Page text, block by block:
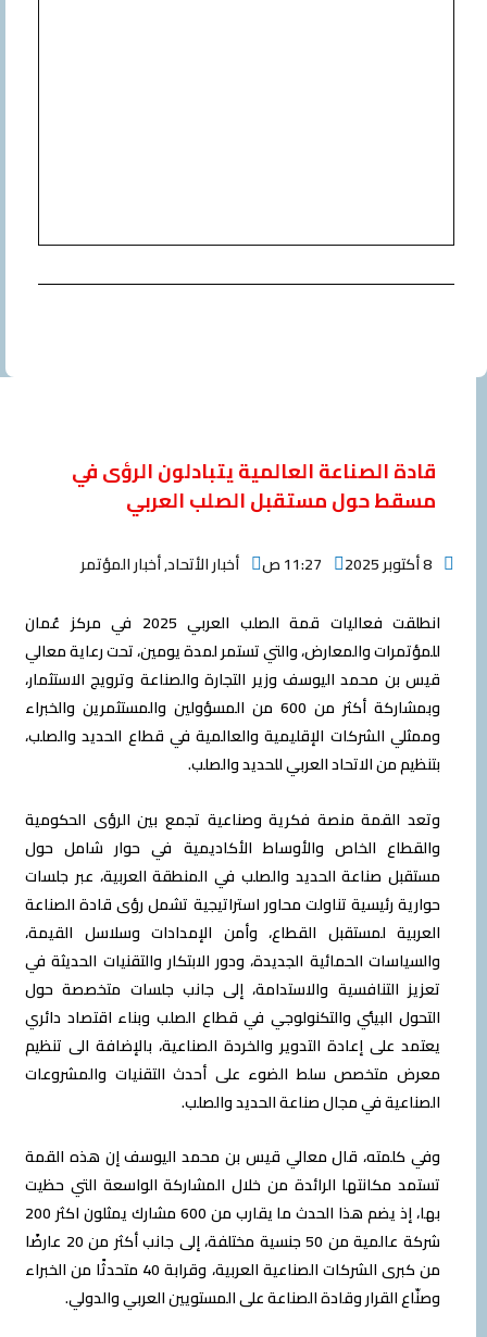
قادة الصناعة العالمية يتبادلون الرؤى في
مسقط حول مستقبل الصلب العربي
11:27 ص أخبار الأتحاد,أخبار المؤتمر
انطلقت فعاليات قمة الصلب العربي 2025 في مركز عُمان
للمؤتمرات والمعارض، والتي تستمر لمدة يومين، تحت رعاية معالي
قيس بن محمد اليوسف وزير التجارة والصناعة وترويج الاستثمار،
وبمشاركة أكثر من 600 من المسؤولين والمستثمرين والخبراء
وممثلي الشركات الإقليمية والعالمية في قطاع الحديد والصلب،
بتنظيم من الاتحاد العربي للحديد والصلب.
وتعد القمة منصة فكرية وصناعية تجمع بين الرؤى الحكومية
والقطاع الخاص والأوساط الأكاديمية في حوار شامل حول
مستقبل صناعة الحديد والصلب في المنطقة العربية، عبر جلسات
حوارية رئيسية تناولت محاور استراتيجية تشمل رؤى قادة الصناعة
العربية لمستقبل القطاع، وأمن الإمدادات وسلاسل القيمة،
والسياسات الحمائية الجديدة، ودور الابتكار والتقنيات الحديثة في
تعزيز التنافسية والاستدامة، إلى جانب جلسات متخصصة حول
التحول البيئي والتكنولوجي في قطاع الصلب وبناء اقتصاد دائري
يعتمد على إعادة التدوير والخردة الصناعية، بالإضافة الى تنظيم
معرض متخصص سلط الضوء على أحدث التقنيات والمشروعات
الصناعية في مجال صناعة الحديد والصلب.
وفي كلمته، قال معالي قيس بن محمد اليوسف إن هذه القمة
تستمد مكانتها الرائدة من خلال المشاركة الواسعة التي حظيت
بها، إذ يضم هذا الحدث ما يقارب من 600 مشارك يمثلون اكثر 200
شركة عالمية من 50 جنسية مختلفة، إلى جانب أكثر من 20 عارضًا
من كبرى الشركات الصناعية العربية، وقرابة 40 متحدثًا من الخبراء
وصنّاع القرار وقادة الصناعة على المستويين العربي والدولي.